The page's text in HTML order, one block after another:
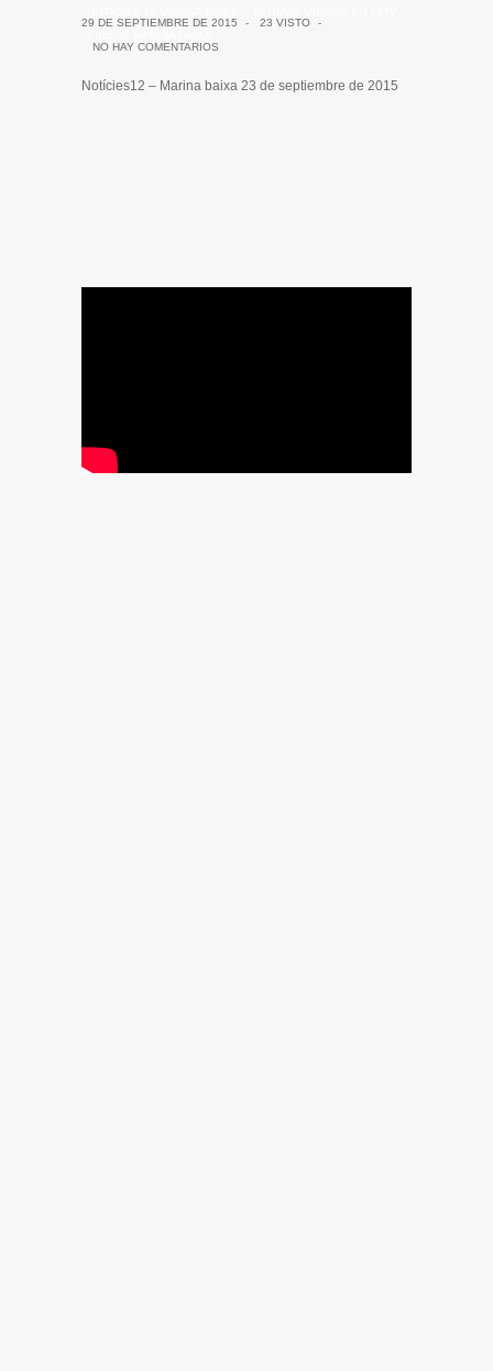
29 DE SEPTIEMBRE DE 2015 - 23 VISTO
-
NO HAY COMENTARIOS
Notícies12 – Marina baixa 23 de septiembre de 2015